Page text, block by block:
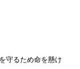
守るため命を懸け